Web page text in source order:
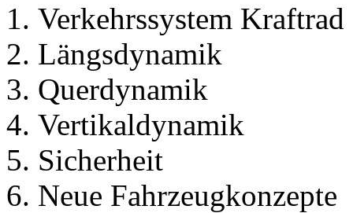
Verkehrssystem Kraftrad
Längsdynamik
Querdynamik
Vertikaldynamik
Sicherheit
Neue Fahrzeugkonzepte